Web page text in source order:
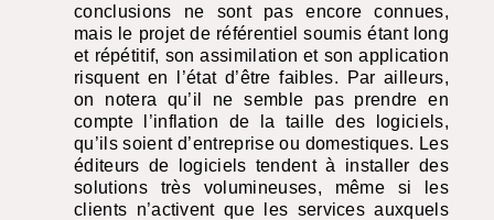
conclusions ne sont pas encore connues,
mais le projet de référentiel soumis étant long
et répétitif, son assimilation et son application
risquent en l’état d’être faibles. Par ailleurs,
on notera qu’il ne semble pas prendre en
compte l’inflation de la taille des logiciels,
qu’ils soient d’entreprise ou domestiques. Les
éditeurs de logiciels tendent à installer des
solutions très volumineuses, même si les
clients n’activent que les services auxquels